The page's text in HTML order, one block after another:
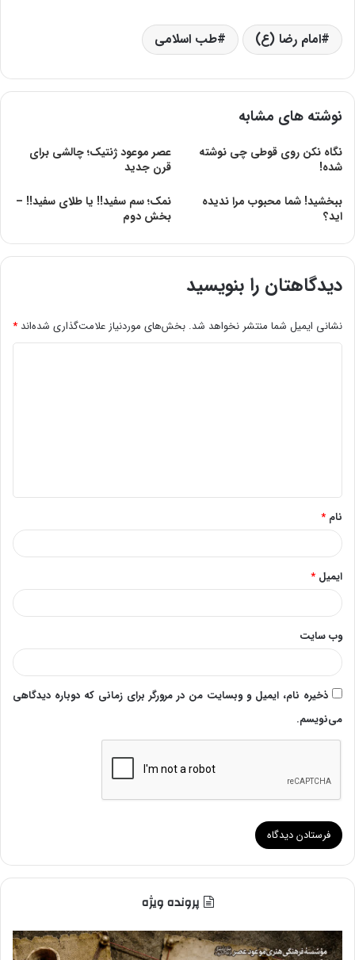
امام رضا (ع) طب اسلامی
نوشته های مشابه
نگاه نکن روی قوطی چی نوشته
شده!
عصر موعود ژنتیک‌؛ چالشی‌ برای‌
قرن‌ جدید
ببخشید! شما محبوب مرا ندیده
اید؟
نمک؛ سم سفید!! یا طلای سفید!! –
بخش دوم
دیدگاهتان را بنویسید
نشانی ایمیل شما منتشر نخواهد شد. بخش‌های موردنیاز علامت‌گذاری شده‌اند *
*
نام *
ایمیل *
وب‌ سایت
ذخیره نام، ایمیل و وبسایت من در مرورگر برای زمانی که دوباره دیدگاهی
می‌نویسم.
پرونده ویژه